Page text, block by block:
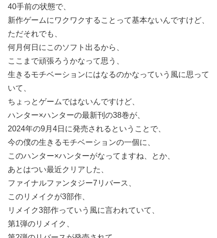
40手前の状態で、
新作ゲームにワクワクすることって基本ないんですけど、
ただそれでも、
何月何日にこのソフト出るから、
ここまで頑張ろうかなって思う、
生きるモチベーションにはなるのかなっていう風に思って
いて、
ちょっとゲームではないんですけど、
ハンター×ハンターの最新刊の38巻が、
2024年の9月4日に発売されるということで、
今の僕の生きるモチベーションの一個に、
このハンター×ハンターがなってますね、とか、
あとはつい最近クリアした、
ファイナルファンタジー7リバース、
このリメイクが3部作、
リメイク3部作っていう風に言われていて、
第1弾のリメイク、